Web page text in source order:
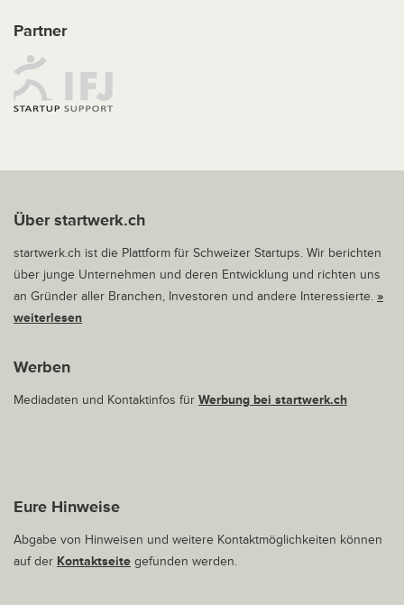
Partner
Über startwerk.ch
startwerk.ch ist die Plattform für Schweizer Startups. Wir berichten
über junge Unternehmen und deren Entwicklung und richten uns
an Gründer aller Branchen, Investoren und andere Interessierte. »
weiterlesen
Werben
Mediadaten und Kontaktinfos für Werbung bei startwerk.ch
Eure Hinweise
Abgabe von Hinweisen und weitere Kontaktmöglichkeiten können
auf der Kontaktseite gefunden werden.